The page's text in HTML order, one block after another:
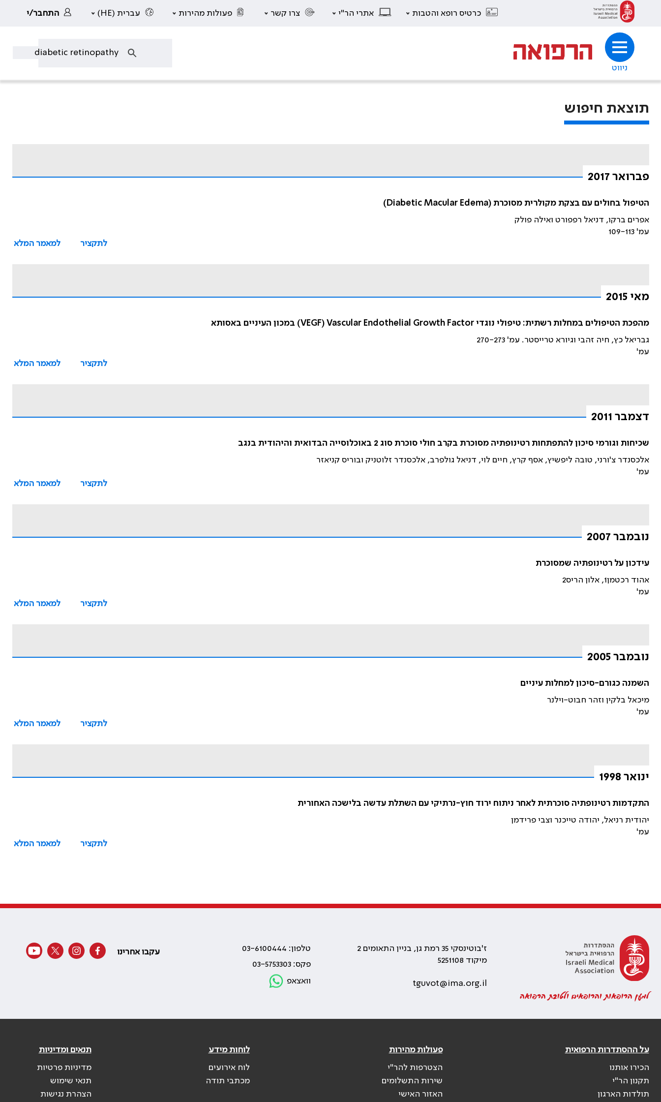
כרטיס רופא והטבות אתרי הר"י צרו קשר פעולות מהירות עברית (HE) התחבר/י
ניווט
תוצאת חיפוש
פברואר 2017
הטיפול בחולים עם בצקת מקולרית מסוכרת (Diabetic Macular Edema)
אפרים ברקו, דניאל רפפורט ואילה פולק
עמ' 109-113
לתקציר
למאמר המלא
מאי 2015
מהפכת הטיפולים במחלות רשתית: טיפולי נוגדי VEGF) Vascular Endothelial Growth Factor) במכון העיניים באסותא
גבריאל כץ, חיה זהבי וגיורא טרייסטר. עמ' 270-273
עמ'
לתקציר
למאמר המלא
דצמבר 2011
שכיחות וגורמי סיכון להתפתחות רטינופתיה מסוכרת בקרב חולי סוכרת סוג 2 באוכלוסייה הבדואית והיהודית בנגב
אלכסנדר צ'ורני, טובה ליפשיץ, אסף קרץ, חיים לוי, דניאל גולפרב, אלכסנדר זלוטניק ובוריס קניאזר
עמ'
לתקציר
למאמר המלא
נובמבר 2007
עידכון על רטינופתיה שמסוכרת
אהוד רכטמן1, אלון הריס2
עמ'
לתקציר
למאמר המלא
נובמבר 2005
השמנה כגורם-סיכון למחלות עיניים
מיכאל בלקין וזהר חבוט-וילנר
עמ'
לתקציר
למאמר המלא
ינואר 1998
התקדמות רטינופתיה סוכרתית לאחר ניתוח ירוד חוץ-נרתיקי עם השתלת עדשה בלישכה האחורית
יהודית רניאל, יהודה טייכנר וצבי פרידמן
עמ'
לתקציר
למאמר המלא
למען הרופאות והרופאים ולטובת הרפואה
ז'בוטינסקי 35 רמת גן, בניין התאומים 2
מיקוד 5251108
tguvot@ima.org.il
טלפון: 03-6100444
פקס: 03-5753303
וואצאפ
עקבו אחרינו
על ההסתדרות הרפואית
הכירו אותנו
תקנון הר"י
תולדות הארגון
פעולות מהירות
הצטרפות להר"י
שירות התשלומים
האזור האישי
לוחות מידע
לוח אירועים
מכתבי תודה
תנאים ומדיניות
מדיניות פרטיות
תנאי שימוש
הצהרת נגישות